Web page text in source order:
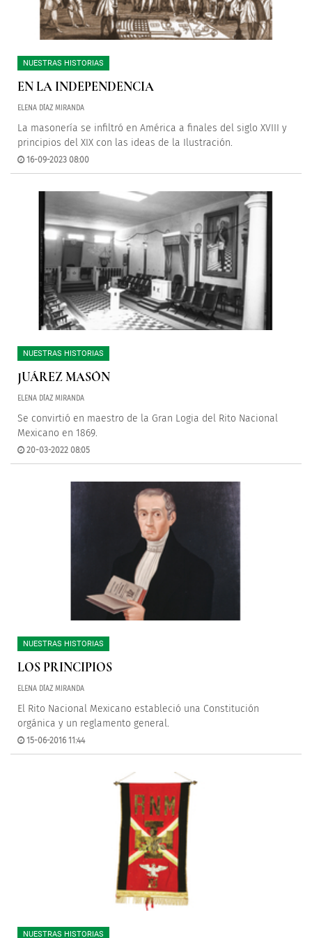
NUESTRAS HISTORIAS
EN LA INDEPENDENCIA
ELENA DÍAZ MIRANDA
La masonería se infiltró en América a finales del siglo XVIII y
principios del XIX con las ideas de la Ilustración.
16-09-2023 08:00
NUESTRAS HISTORIAS
JUÁREZ MASÓN
ELENA DÍAZ MIRANDA
Se convirtió en maestro de la Gran Logia del Rito Nacional
Mexicano en 1869.
20-03-2022 08:05
NUESTRAS HISTORIAS
LOS PRINCIPIOS
ELENA DÍAZ MIRANDA
El Rito Nacional Mexicano estableció una Constitución
orgánica y un reglamento general.
15-06-2016 11:44
NUESTRAS HISTORIAS